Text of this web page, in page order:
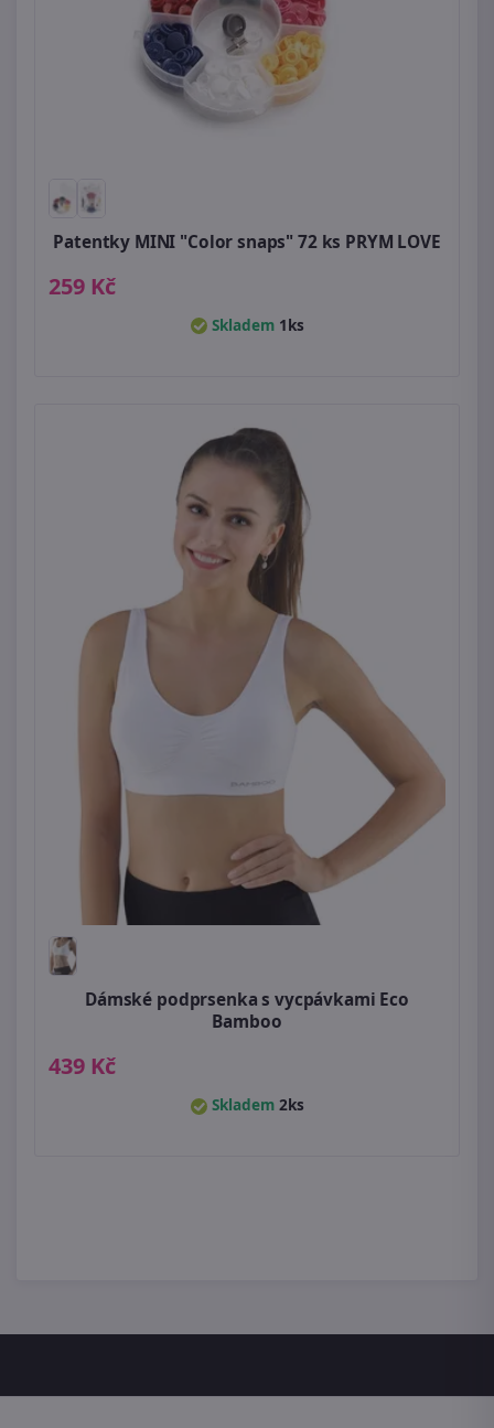
Patentky MINI "Color snaps" 72 ks PRYM LOVE
259 Kč
Skladem 1ks
Dámské podprsenka s vycpávkami Eco
Bamboo
439 Kč
Skladem 2ks